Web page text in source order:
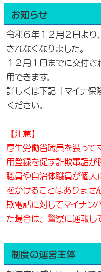
お知らせ
令和６年１２月２日より
されなくなりました。
１２月１日までに交付
用できます。
詳しくは下記「マイナ保
ください。
【注意】
厚生労働省職員を装って
用登録を促す詐欺電話が
職員や自治体職員が個人
をかけることはありませ
欺電話に対してマイナン
た場合は、警察に通報し
制度の運営主体